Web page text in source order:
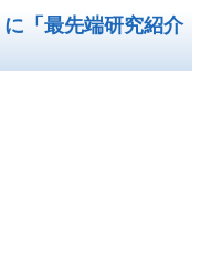
「最先端研究紹介